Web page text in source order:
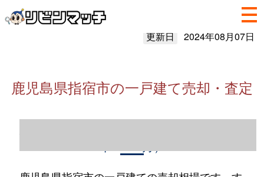
更新日 2024年08月07日
鹿児島県指宿市の一戸建て売却・査定